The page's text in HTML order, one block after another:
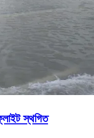
স্থগিত